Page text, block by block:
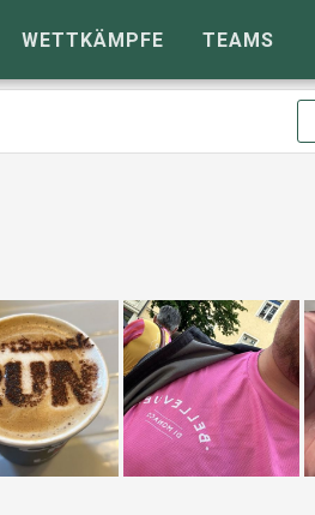
WETTKÄMPFE TEAMS